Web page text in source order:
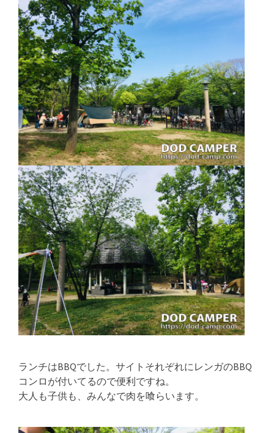
ランチはBBQでした。サイトそれぞれにレンガのBBQ
コンロが付いてるので便利ですね。
大人も子供も、みんなで肉を喰らいます。